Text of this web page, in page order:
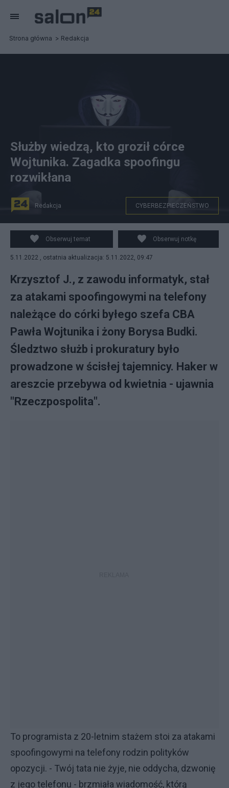
Strona główna Redakcja
Ataki spoofingowe mają miejsce coraz częściej w
Polsce. Fot. Pixabay/zdj. ilustracyjne
Służby wiedzą, kto groził córce
Wojtunika. Zagadka spoofingu
rozwikłana
Redakcja CYBERBEZPIECZEŃSTWO
Obserwuj temat Obserwuj notkę
5.11.2022 , ostatnia aktualizacja: 5.11.2022, 09:47
Krzysztof J., z zawodu informatyk, stał
za atakami spoofingowymi na telefony
należące do córki byłego szefa CBA
Pawła Wojtunika i żony Borysa Budki.
Śledztwo służb i prokuratury było
prowadzone w ścisłej tajemnicy. Haker w
areszcie przebywa od kwietnia - ujawnia
"Rzeczpospolita".
To programista z 20-letnim stażem stoi za atakami
spoofingowymi na telefony rodzin polityków
opozycji. - Twój tata nie żyje, nie oddycha, dzwonię
z jego telefonu - brzmiała wiadomość, którą